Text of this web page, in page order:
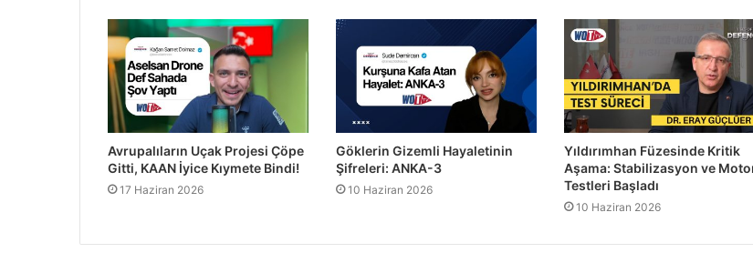
Avrupalıların Uçak Projesi Çöpe
Gitti, KAAN İyice Kıymete Bindi!
17 Haziran 2026
Göklerin Gizemli Hayaletinin
Şifreleri: ANKA-3
10 Haziran 2026
Yıldırımhan Füzesinde Kritik
Aşama: Stabilizasyon ve
Testleri Başladı
10 Haziran 2026